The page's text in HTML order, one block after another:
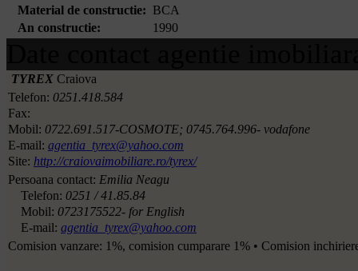
Material de constructie: BCA
An constructie:
1990
TYREX Craiova
Telefon: 0251.418.584
Fax:
Mobil: 0722.691.517-COSMOTE; 0745.764.996- vodafone
E-mail: agentia_tyrex@yahoo.com
Site: http://craiovaimobiliare.ro/tyrex/
Persoana contact: Emilia Neagu
Telefon: 0251 / 41.85.84
Mobil: 0723175522- for English
E-mail: agentia_tyrex@yahoo.com
Comision vanzare: 1%, comision cumparare 1% • Comision